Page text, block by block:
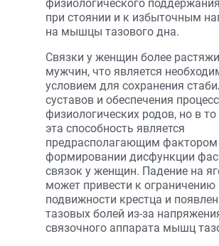
физиологического
при стоянии и к избыточным
на мышцы тазового дна.
Связки у женщин более
мужчин, что является
условием для сохранения
суставов и обеспечения
физиологических родов, но в
эта способность является
предрасполагающим
формировании дисфункции
связок у женщин. Падение на
может привести к ограничению
подвижности крестца и
тазовых болей из-за
связочного аппарата мышц